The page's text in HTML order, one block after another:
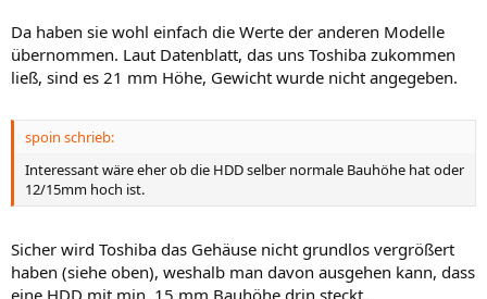
Da haben sie wohl einfach die Werte der anderen Modelle
übernommen. Laut Datenblatt, das uns Toshiba zukommen
ließ, sind es 21 mm Höhe, Gewicht wurde nicht angegeben.
spoin schrieb:
Interessant wäre eher ob die HDD selber normale Bauhöhe hat oder
12/15mm hoch ist.
Sicher wird Toshiba das Gehäuse nicht grundlos vergrößert
haben (siehe oben), weshalb man davon ausgehen kann, dass
eine HDD mit min. 15 mm Bauhöhe drin steckt.